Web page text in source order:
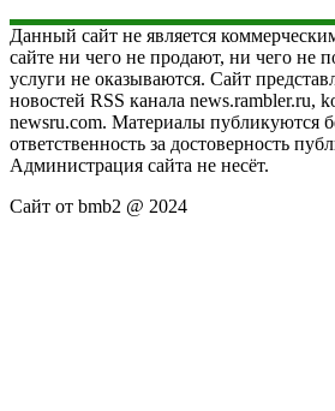
Данный сайт не является
сайте ни чего не продают, ни чего не
услуги не оказываются. Сайт
новостей RSS канала news.rambler.ru,
newsru.com. Материалы публикуются
ответственность за достоверность
Администрация сайта не несёт.
Сайт от bmb2 @ 2024